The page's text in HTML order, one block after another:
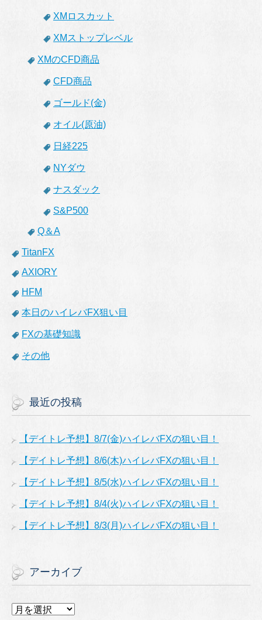
XMロスカット
XMストップレベル
XMのCFD商品
CFD商品
ゴールド(金)
オイル(原油)
日経225
NYダウ
ナスダック
S&P500
Q＆A
TitanFX
AXIORY
HFM
本日のハイレバFX狙い目
FXの基礎知識
その他
最近の投稿
【デイトレ予想】8/7(金)ハイレバFXの狙い目！
【デイトレ予想】8/6(木)ハイレバFXの狙い目！
【デイトレ予想】8/5(水)ハイレバFXの狙い目！
【デイトレ予想】8/4(火)ハイレバFXの狙い目！
【デイトレ予想】8/3(月)ハイレバFXの狙い目！
アーカイブ
ア